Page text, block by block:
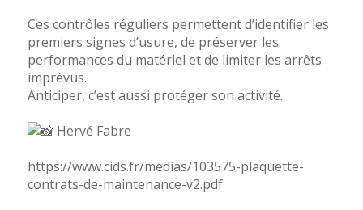
Ces contrôles réguliers permettent d’identifier les
premiers signes d’usure, de préserver les
performances du matériel et de limiter les arrêts
imprévus.
Anticiper, c’est aussi protéger son activité.
Hervé Fabre
https://www.cids.fr/medias/103575-plaquette-
contrats-de-maintenance-v2.pdf